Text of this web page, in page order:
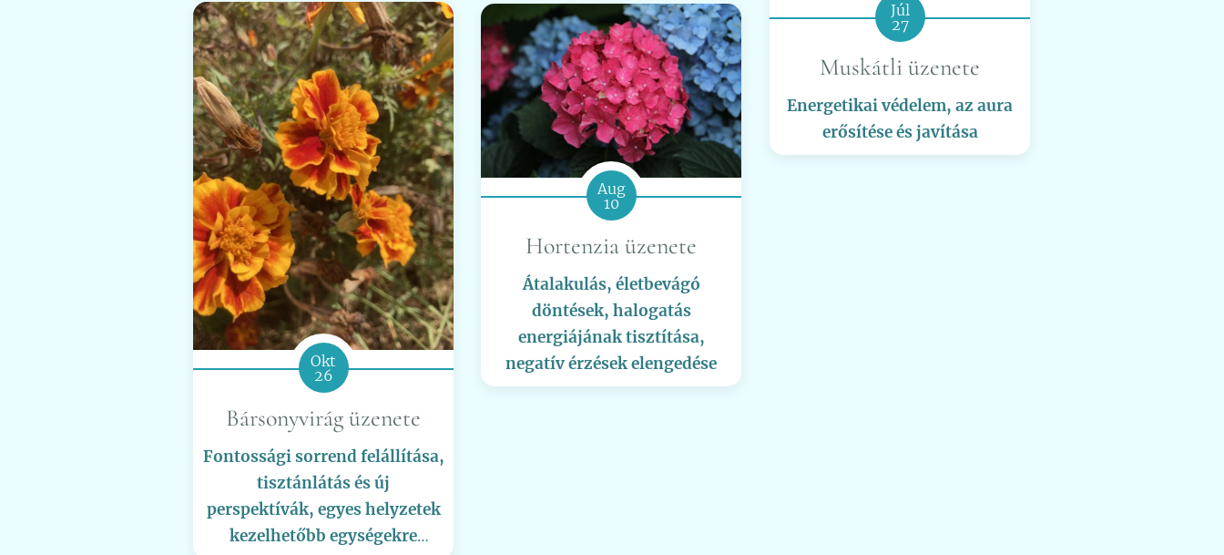
Okt
26
Bársonyvirág üzenete
Fontossági sorrend felállítása,
tisztánlátás és új
perspektívák, egyes helyzetek
kezelhetőbb egységekre
Aug
10
Hortenzia üzenete
Átalakulás, életbevágó
döntések, halogatás
energiájának tisztítása,
negatív érzések elengedése
Júl
27
Muskátli üzenete
Energetikai védelem, az aura
erősítése és javítása